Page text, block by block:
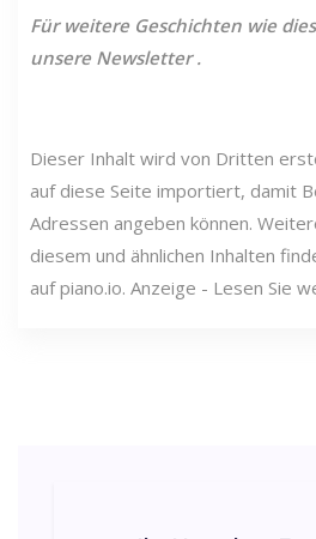
Für weitere Geschichten wie
unsere Newsletter.
Dieser Inhalt wird von Dritten
auf diese Seite importiert, damit
Adressen angeben können.
diesem und ähnlichen Inhalten
auf piano.io. Anzeige - Lesen Sie